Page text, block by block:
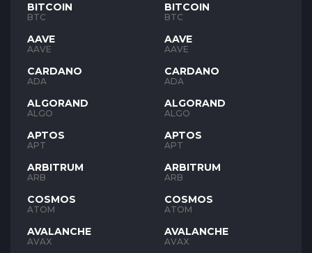
BITCOIN
BTC
AAVE
AAVE
CARDANO
ADA
ALGORAND
ALGO
APTOS
APT
ARBITRUM
ARB
COSMOS
ATOM
AVALANCHE
AVAX
BITCOIN
BTC
AAVE
AAVE
CARDANO
ADA
ALGORAND
ALGO
APTOS
APT
ARBITRUM
ARB
COSMOS
ATOM
AVALANCHE
AVAX